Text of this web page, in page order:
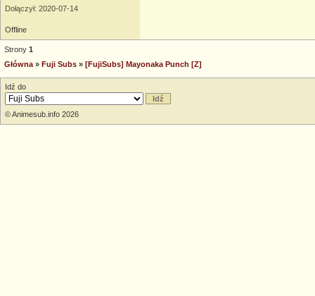
Dołączył: 2020-07-14
Offline
Strony 1
Główna » Fuji Subs » [FujiSubs] Mayonaka Punch [Z]
Idź do
© Animesub.info 2026